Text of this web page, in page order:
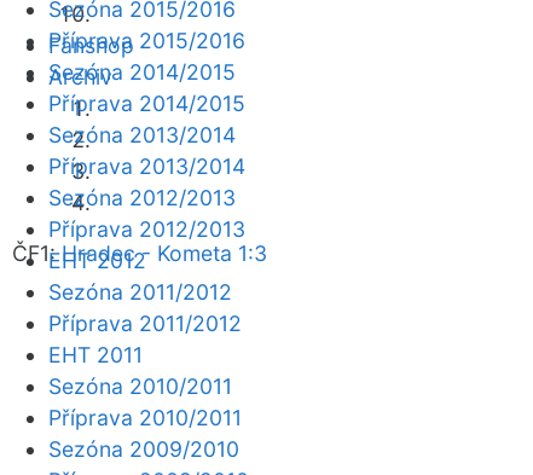
Fanshop
Archiv
ČF1:Hradec - Kometa 1:3
Sezóna 2015/2016
Příprava 2015/2016
Sezóna 2014/2015
Příprava 2014/2015
Sezóna 2013/2014
Příprava 2013/2014
Sezóna 2012/2013
Příprava 2012/2013
EHT 2012
Sezóna 2011/2012
Příprava 2011/2012
EHT 2011
Sezóna 2010/2011
Příprava 2010/2011
Sezóna 2009/2010